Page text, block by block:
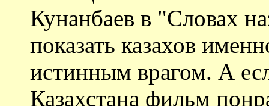
Кунанбаев в "Словах
показать казахов
истинным врагом. А
Казахстана фильм